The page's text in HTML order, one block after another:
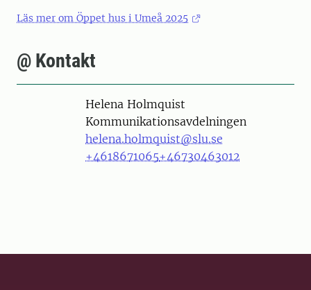
Läs mer om Öppet hus i Umeå 2025
@ Kontakt
PersonHelena Holmquist
Kommunikationsavdelningen
helena.holmquist@slu.se
+4618671065+46730463012